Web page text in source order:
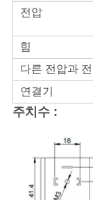
COMPANY
NEWS
사
전압
힘
다른 전압과
연결기
주치수 :